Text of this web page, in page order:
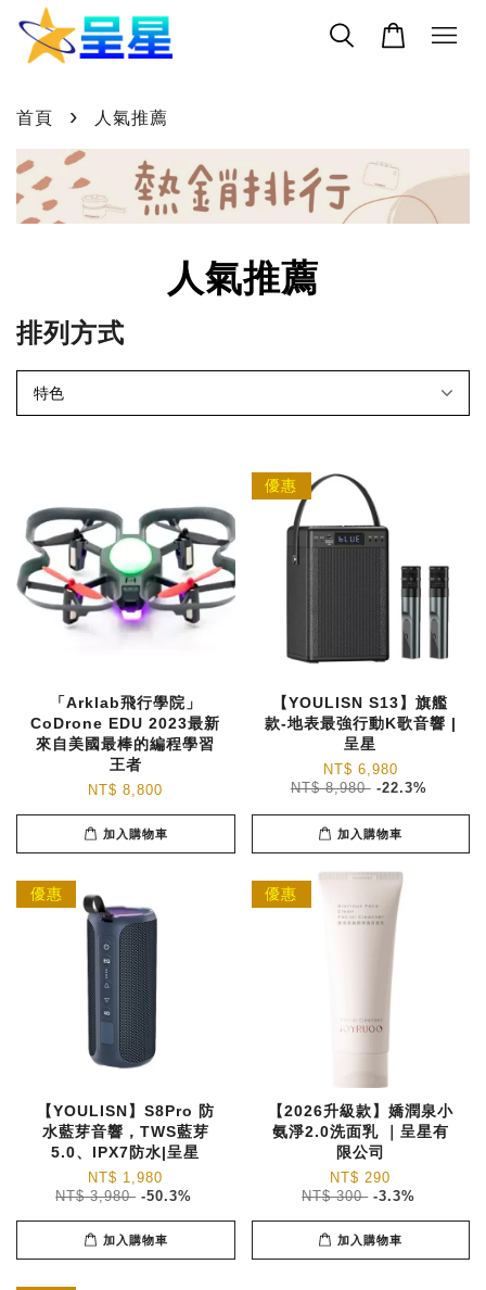
首頁 › 人氣推薦
人氣推薦
排列方式
「Arklab飛行學院」
CoDrone EDU 2023最新
來自美國最棒的編程學習
王者
NT$ 8,800
加入購物車
優惠
【YOULISN S13】旗艦
款-地表最強行動K歌音響 |
呈星
NT$ 6,980
NT$ 8,980 -22.3%
加入購物車
優惠
【YOULISN】S8Pro 防
水藍芽音響，TWS藍芽
5.0、IPX7防水|呈星
NT$ 1,980
NT$ 3,980 -50.3%
加入購物車
優惠
【2026升級款】嬌潤泉小
氨淨2.0洗面乳 ｜呈星有
限公司
NT$ 290
NT$ 300 -3.3%
加入購物車